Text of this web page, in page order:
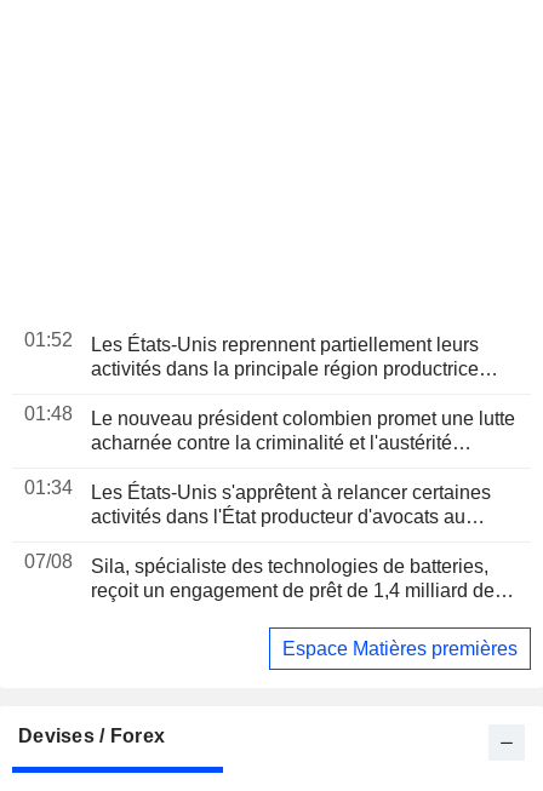
01:52
Les États-Unis reprennent partiellement leurs
activités dans la principale région productrice
01:48
Le nouveau président colombien promet une lutte
acharnée contre la criminalité et l'austérité
01:34
Les États-Unis s'apprêtent à relancer certaines
activités dans l'État producteur d'avocats au
07/08
Sila, spécialiste des technologies de batteries,
reçoit un engagement de prêt de 1,4 milliard de
Espace Matières premières
Devises / Forex